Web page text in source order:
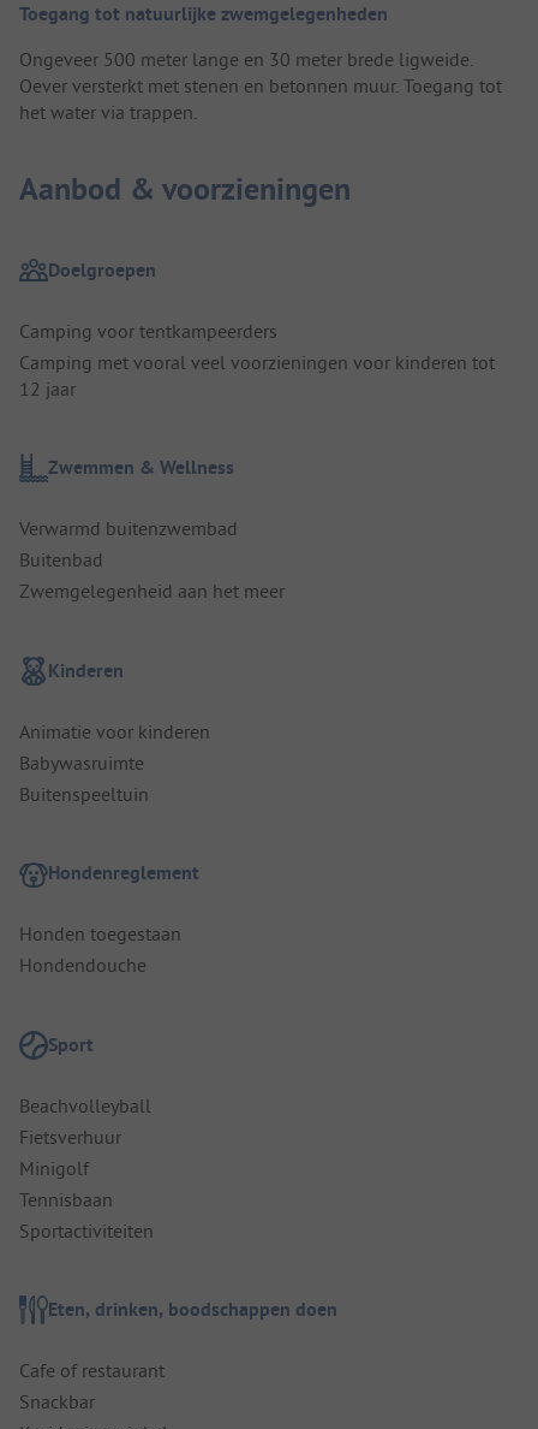
Toegang tot natuurlijke zwemgelegenheden
Ongeveer 500 meter lange en 30 meter brede ligweide.
Oever versterkt met stenen en betonnen muur. Toegang tot
het water via trappen.
Aanbod & voorzieningen
Doelgroepen
Camping voor tentkampeerders
Camping met vooral veel voorzieningen voor kinderen tot
12 jaar
Zwemmen & Wellness
Verwarmd buitenzwembad
Buitenbad
Zwemgelegenheid aan het meer
Kinderen
Animatie voor kinderen
Babywasruimte
Buitenspeeltuin
Hondenreglement
Honden toegestaan
Hondendouche
Sport
Beachvolleyball
Fietsverhuur
Minigolf
Tennisbaan
Sportactiviteiten
Eten, drinken, boodschappen doen
Cafe of restaurant
Snackbar